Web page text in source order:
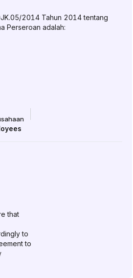
2014 Tahun 2014 tentang
Perseroan adalah:
that
to
to